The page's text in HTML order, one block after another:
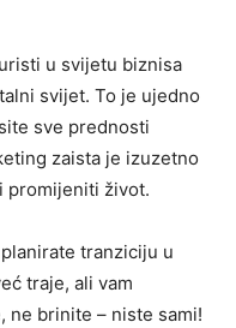
u svijetu biznisa
svijet. To je ujedno
sve prednosti
zaista je izuzetno
promijeniti život.
tranziciju u
traje, ali vam
ne brinite – niste sami!